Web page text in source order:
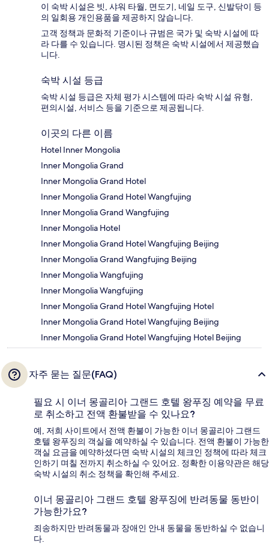
이 숙박 시설은 빗, 샤워 타월, 면도기, 네일 도구, 신발닦이 등
의 일회용 개인용품을 제공하지 않습니다.
고객 정책과 문화적 기준이나 규범은 국가 및 숙박 시설에 따
라 다를 수 있습니다. 명시된 정책은 숙박 시설에서 제공했습
니다.
숙박 시설 등급
숙박 시설 등급은 자체 평가 시스템에 따라 숙박 시설 유형,
편의시설, 서비스 등을 기준으로 제공됩니다.
이곳의 다른 이름
Hotel Inner Mongolia
Inner Mongolia Grand
Inner Mongolia Grand Hotel
Inner Mongolia Grand Hotel Wangfujing
Inner Mongolia Grand Wangfujing
Inner Mongolia Hotel
Inner Mongolia Grand Hotel Wangfujing Beijing
Inner Mongolia Grand Wangfujing Beijing
Inner Mongolia Wangfujing
Inner Mongolia Wangfujing
Inner Mongolia Grand Hotel Wangfujing Hotel
Inner Mongolia Grand Hotel Wangfujing Beijing
Inner Mongolia Grand Hotel Wangfujing Hotel Beijing
자주 묻는 질문(FAQ)
필요 시 이너 몽골리아 그랜드 호텔 왕푸징 예약을 무료
로 취소하고 전액 환불받을 수 있나요?
예, 저희 사이트에서 전액 환불이 가능한 이너 몽골리아 그랜드
호텔 왕푸징의 객실을 예약하실 수 있습니다. 전액 환불이 가능한
객실 요금을 예약하셨다면 숙박 시설의 체크인 정책에 따라 체크
인하기 며칠 전까지 취소하실 수 있어요. 정확한 이용약관은 해당
숙박 시설의 취소 정책을 확인해 주세요.
이너 몽골리아 그랜드 호텔 왕푸징에 반려동물 동반이
가능한가요?
죄송하지만 반려동물과 장애인 안내 동물을 동반하실 수 없습니
다.